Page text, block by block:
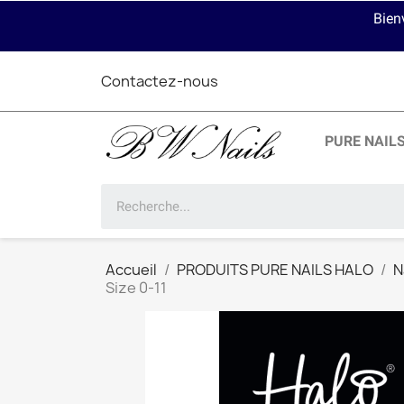
Contactez-nous
PURE
Accueil PRODUITS PURE NAILS HALO
Size 0-11